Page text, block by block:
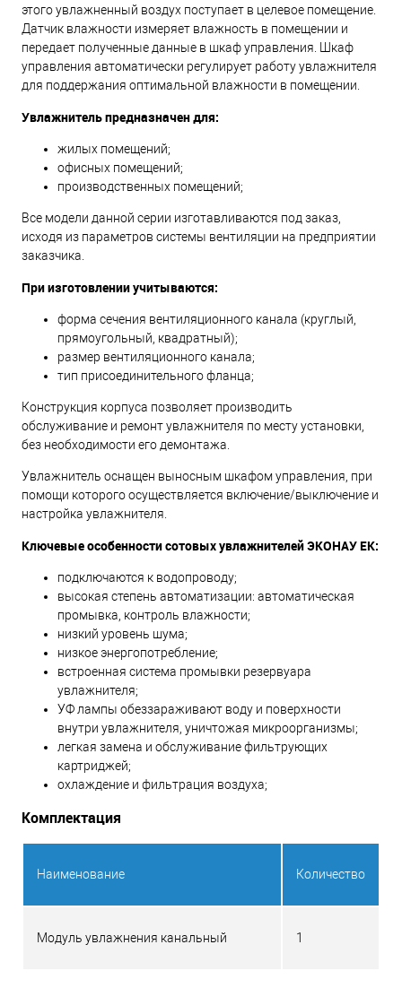
этого увлажненный воздух поступает в целевое помещение.
Датчик влажности измеряет влажность в помещении и
передает полученные данные в шкаф управления. Шкаф
управления автоматически регулирует работу увлажнителя
для поддержания оптимальной влажности в помещении.
Увлажнитель предназначен для:
жилых помещений;
офисных помещений;
производственных помещений;
Все модели данной серии изготавливаются под заказ,
исходя из параметров системы вентиляции на предприятии
заказчика.
При изготовлении учитываются:
форма сечения вентиляционного канала (круглый,
прямоугольный, квадратный);
размер вентиляционного канала;
тип присоединительного фланца;
Конструкция корпуса позволяет производить
обслуживание и ремонт увлажнителя по месту установки,
без необходимости его демонтажа.
Увлажнитель оснащен выносным шкафом управления, при
помощи которого осуществляется включение/выключение и
настройка увлажнителя.
Ключевые особенности сотовых увлажнителей ЭКОНАУ ЕК:
подключаются к водопроводу;
высокая степень автоматизации: автоматическая
промывка, контроль влажности;
низкий уровень шума;
низкое энергопотребление;
встроенная система промывки резервуара
увлажнителя;
УФ лампы обеззараживают воду и поверхности
внутри увлажнителя, уничтожая микроорганизмы;
легкая замена и обслуживание фильтрующих
картриджей;
охлаждение и фильтрация воздуха;
Комплектация
Наименование Количество
Модуль увлажнения канальный 1